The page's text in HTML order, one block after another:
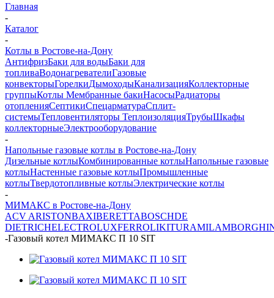
Главная
-
Каталог
-
Котлы в Ростове-на-Дону
АнтифризБаки для водыБаки для
топливаВодонагревателиГазовые
конвекторыГорелкиДымоходыКанализацияКоллекторные
группыКотлы Мембранные бакиНасосыРадиаторы
отопленияСептикиСпецарматураСплит-
системыТепловентиляторы ТеплоизоляцияТрубыШкафы
коллекторныеЭлектрооборудование
-
Напольные газовые котлы в Ростове-на-Дону
Дизельные котлыКомбинированные котлыНапольные газовые
котлыНастенные газовые котлыПромышленные
котлыТвердотопливные котлыЭлектрические котлы
-
МИМАКС в Ростове-на-Дону
ACV ARISTONBAXIBERETTABOSCHDE
DIETRICHELECTROLUXFERROLIKITURAMI
-Газовый котел МИМАКС П 10 SIT